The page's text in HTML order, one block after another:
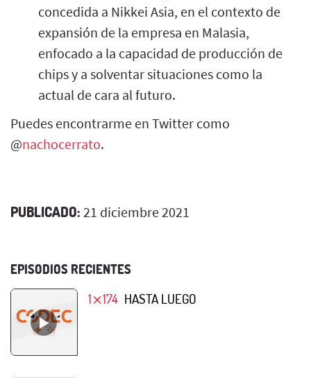
concedida a Nikkei Asia, en el contexto de
expansión de la empresa en Malasia,
enfocado a la capacidad de producción de
chips y a solventar situaciones como la
actual de cara al futuro.
Puedes encontrarme en Twitter como
@nachocerrato.
PUBLICADO: 21 diciembre 2021
EPISODIOS RECIENTES
1⨯174 HASTA LUEGO